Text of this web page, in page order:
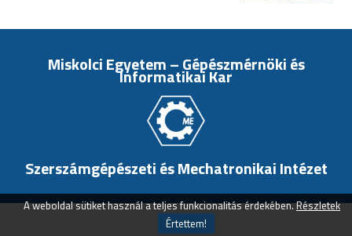
Miskolci Egyetem – Gépészmérnöki és
Informatikai Kar
Szerszámgépészeti és Mechatronikai Intézet
A weboldal sütiket használ a teljes funkcionalitás érdekében.Részletek